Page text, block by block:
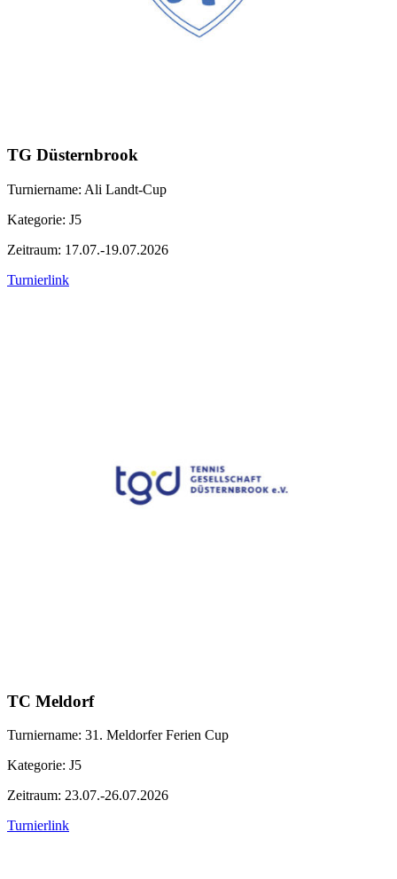
TG Düsternbrook
Turniername: Ali Landt-Cup
Kategorie: J5
Zeitraum: 17.07.-19.07.2026
Turnierlink
TC Meldorf
Turniername: 31. Meldorfer Ferien Cup
Kategorie: J5
Zeitraum: 23.07.-26.07.2026
Turnierlink